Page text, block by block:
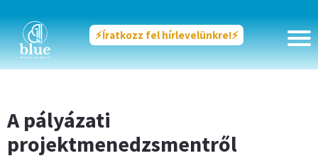
⚡️Íratkozz fel hírlevelünkre!⚡️
A pályázati
projektmenedzsmentről